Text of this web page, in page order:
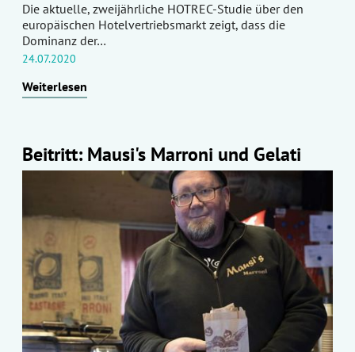
Die aktuelle, zweijährliche HOTREC-Studie über den
europäischen Hotelvertriebsmarkt zeigt, dass die
Dominanz der…
24.07.2020
Weiterlesen
Beitritt: Mausi's Marroni und Gelati